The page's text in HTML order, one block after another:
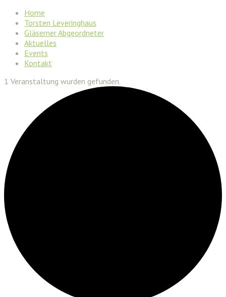
Home
Torsten Leveringhaus
Gläserner Abgeordneter
Aktuelles
Events
Kontakt
1 Veranstaltung wurden gefunden.